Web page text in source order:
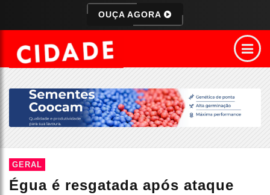
OUÇA AGORA
GERAL
Égua é resgatada após ataque